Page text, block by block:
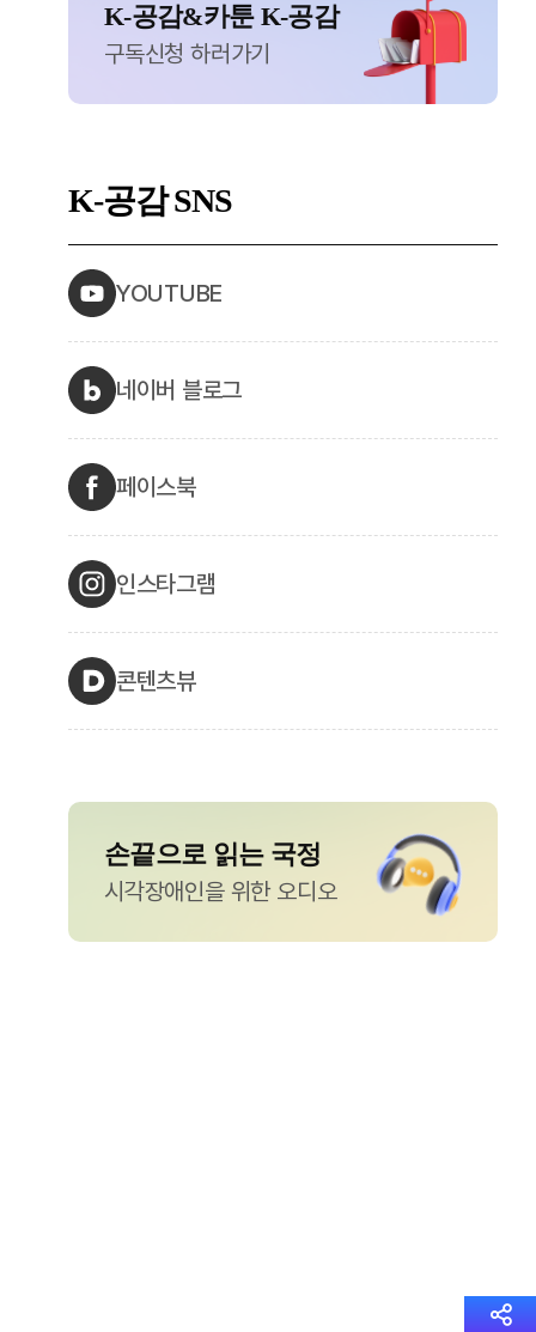
K-공감&카툰 K-공감
구독신청 하러가기
K-공감SNS
YOUTUBE
네이버 블로그
페이스북
인스타그램
콘텐츠뷰
손끝으로 읽는 국정
시각장애인을 위한 오디오